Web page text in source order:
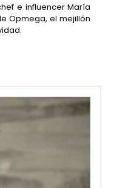
e influencer María
Opmega, el mejillón